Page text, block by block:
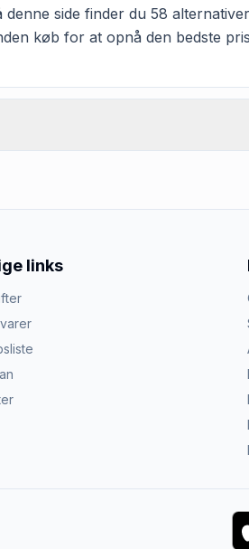
side finder du 58
køb for at opnå den bedste
links